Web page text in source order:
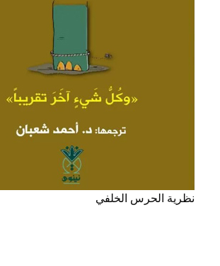
نظرية الحرس الخلفي